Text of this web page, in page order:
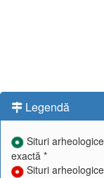
Legendă
Situri
exactă *
Situri